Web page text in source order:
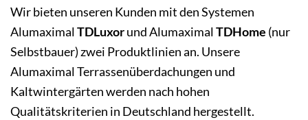
Wir bieten unseren Kunden mit den Systemen
AlumaximalTDLuxorund AlumaximalTDHome (nur
Selbstbauer) zwei Produktlinien an. Unsere
Alumaximal Terrassenüberdachungen und
Kaltwintergärten werden nach hohen
Qualitätskriterien in Deutschland hergestellt.